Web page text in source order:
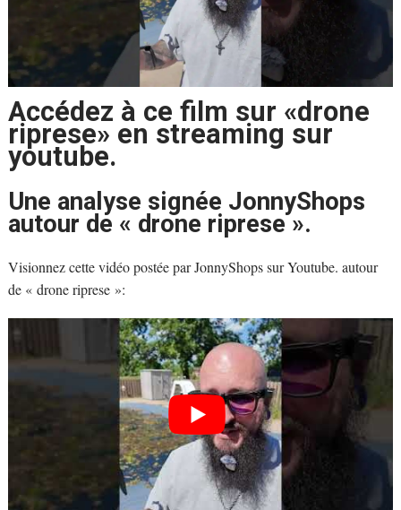
Accédez à ce film sur «drone
riprese» en streaming sur
youtube.
Une analyse signée JonnyShops
autour de « drone riprese ».
Visionnez cette vidéo postée par JonnyShops sur Youtube. autour
de « drone riprese »: